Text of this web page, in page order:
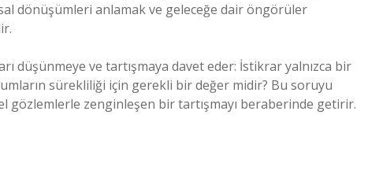
dönüşümleri anlamak ve geleceğe dair öngörüler
düşünmeye ve tartışmaya davet eder: İstikrar yalnızca bir
sürekliliği için gerekli bir değer midir? Bu soruyu
gözlemlerle zenginleşen bir tartışmayı beraberinde getirir.